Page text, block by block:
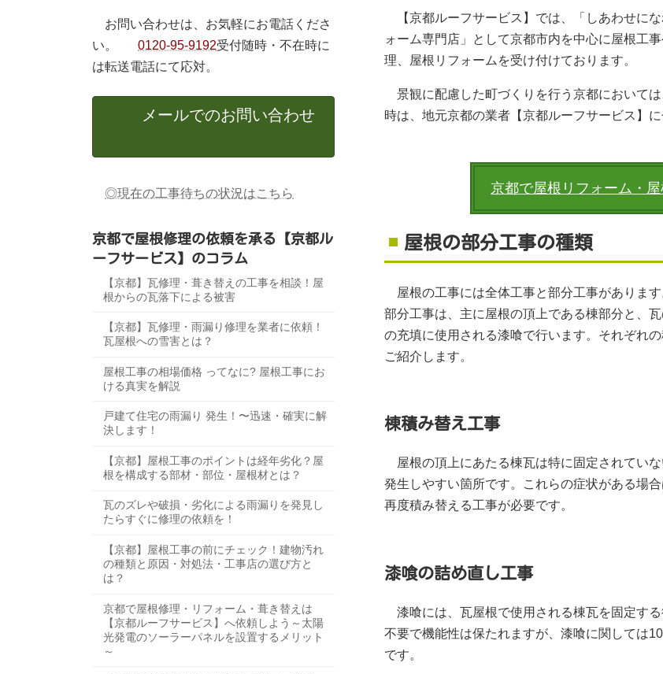
【京都ルーフサービス】では、「しあわせに
ォーム専門店」として京都市内を中心に屋根工
理、屋根リフォームを受け付けております。
景観に配慮した町づくりを行う京都において
時は、地元京都の業者【京都ルーフサービス】
京都で屋根リフォーム・
屋根の部分工事の種類
屋根の工事には全体工事と部分工事がありま
部分工事は、主に屋根の頂上である棟部分と、
の充填に使用される漆喰で行います。それぞれ
ご紹介します。
棟積み替え工事
屋根の頂上にあたる棟瓦は特に固定されてい
発生しやすい箇所です。これらの症状がある場
再度積み替える工事が必要です。
漆喰の詰め直し工事
漆喰には、瓦屋根で使用される棟瓦を固定す
不要で機能性は保たれますが、漆喰に関しては
です。
お問い合わせは、お気軽にお電話くださ
い。
0120-95-9192受付随時・不在時に
は転送電話にて応対。
メールでのお問い合わせ
◎現在の工事待ちの状況はこちら
京都で屋根修理の依頼を承る【京都ル
ーフサービス】のコラム
【京都】瓦修理・葺き替えの工事を相談！屋
根からの瓦落下による被害
【京都】瓦修理・雨漏り修理を業者に依頼！
瓦屋根への雪害とは？
屋根工事の相場価格 ってなに? 屋根工事にお
ける真実を解説
戸建て住宅の雨漏り 発生！〜迅速・確実に解
決します！
【京都】屋根工事のポイントは経年劣化？屋
根を構成する部材・部位・屋根材とは？
瓦のズレや破損・劣化による雨漏りを発見し
たらすぐに修理の依頼を！
【京都】屋根工事の前にチェック！建物汚れ
の種類と原因・対処法・工事店の選び方と
は？
京都で屋根修理・リフォーム・葺き替えは
【京都ルーフサービス】へ依頼しよう～太陽
光発電のソーラーパネルを設置するメリット
～